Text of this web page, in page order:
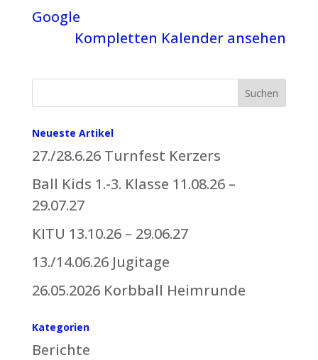
Google
Kompletten Kalender ansehen
Suchen
Neueste Artikel
27./28.6.26 Turnfest Kerzers
Ball Kids 1.-3. Klasse 11.08.26 –
29.07.27
KITU 13.10.26 – 29.06.27
13./14.06.26 Jugitage
26.05.2026 Korbball Heimrunde
Kategorien
Berichte